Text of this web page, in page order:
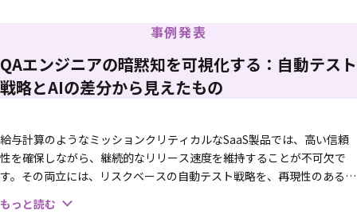
事例発表
QAエンジニアの暗黙知を可視化する：自動テスト
戦略とAIの差分から見えたもの
給与計算のようなミッションクリティカルなSaaS製品では、高い信頼
性を確保しながら、継続的なリリース速度を維持することが不可欠で
す。その両立には、リスクベースの自動テスト戦略を、再現性のある形
しかし実際には、どの観点をどこまで自動化し、どこを人手のテストに
もっと読む